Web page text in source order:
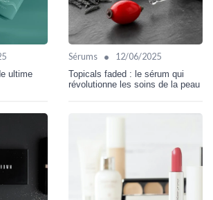
ultime
Sérums • 12/06/2025
Topicals faded : le sérum qui
révolutionne les soins de la peau